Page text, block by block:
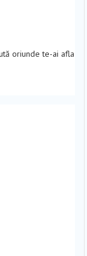
oriunde te-ai afla